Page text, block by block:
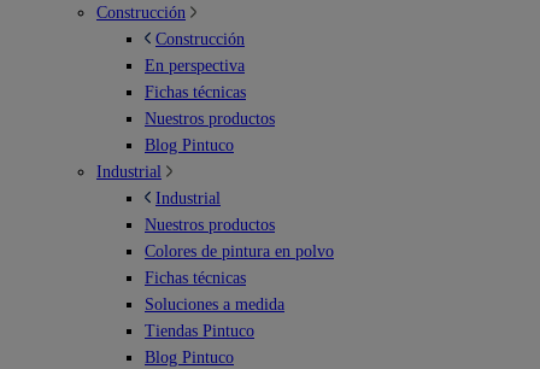
Construcción
Construcción
En perspectiva
Fichas técnicas
Nuestros productos
Blog Pintuco
Industrial
Industrial
Nuestros productos
Colores de pintura en polvo
Fichas técnicas
Soluciones a medida
Tiendas Pintuco
Blog Pintuco